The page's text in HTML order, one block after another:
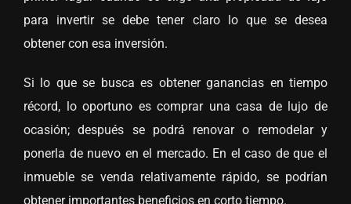
para invertir se debe tener claro lo que se desea
obtener con esa inversión.
Si lo que se busca es obtener ganancias en tiempo
récord, lo oportuno es comprar una casa de lujo de
ocasión; después se podrá renovar o remodelar y
ponerla de nuevo en el mercado. En el caso de que el
inmueble se venda relativamente rápido, se podrían
obtener importantes beneficios en corto tiempo.